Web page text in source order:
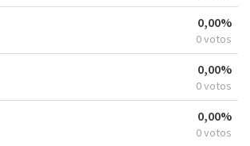
0,00%
0 votos
0,00%
0 votos
0,00%
0 votos